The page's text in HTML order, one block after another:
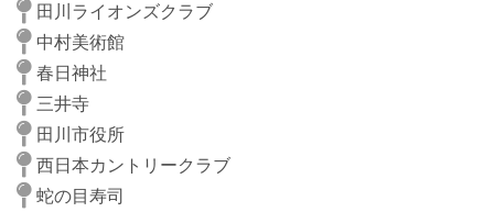
田川ライオンズクラブ
中村美術館
春日神社
三井寺
田川市役所
西日本カントリークラブ
蛇の目寿司